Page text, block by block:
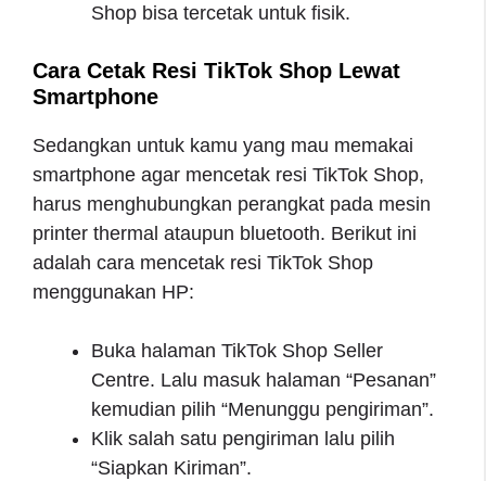
Shop bisa tercetak untuk fisik.
Cara Cetak Resi TikTok Shop Lewat
Smartphone
Sedangkan untuk kamu yang mau memakai
smartphone agar mencetak resi TikTok Shop,
harus menghubungkan perangkat pada mesin
printer thermal ataupun bluetooth. Berikut ini
adalah cara mencetak resi TikTok Shop
menggunakan HP:
Buka halaman TikTok Shop Seller
Centre. Lalu masuk halaman “Pesanan”
kemudian pilih “Menunggu pengiriman”.
Klik salah satu pengiriman lalu pilih
“Siapkan Kiriman”.